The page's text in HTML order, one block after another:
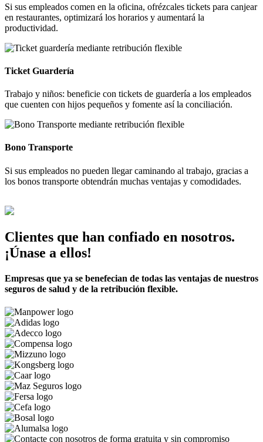
Si sus empleados comen en la oficina, ofrézcales tickets para canjear
en restaurantes, optimizará los horarios y aumentará la
productividad.
Ticket Guardería
Trabajo y niños: beneficie con tickets de guardería a los empleados
que cuenten con hijos pequeños y fomente así la conciliación.
Bono Transporte
Si sus empleados no pueden llegar caminando al trabajo, gracias a
los bonos transporte obtendrán muchas ventajas y comodidades.
Clientes que han confiado en nosotros.
¡Únase a ellos!
Empresas que ya se benefecian de todas las ventajas de nuestros
seguros de salud y de la retribución flexible.